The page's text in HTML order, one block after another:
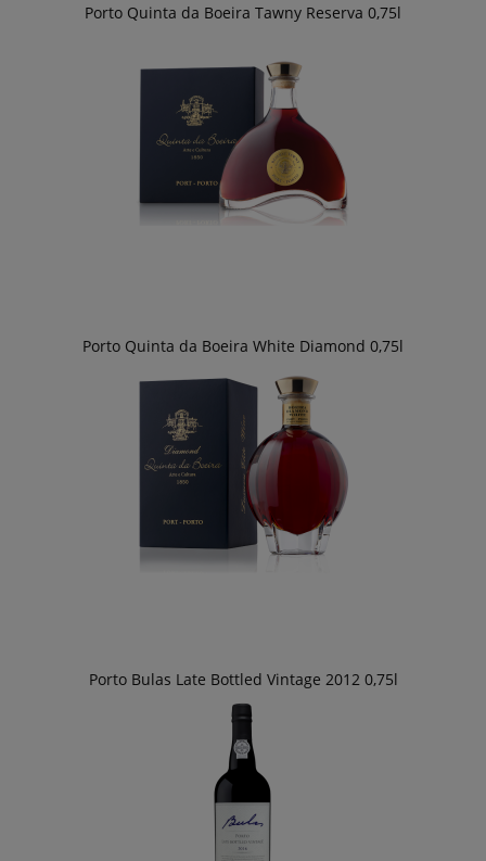
Porto Quinta da Boeira Tawny Reserva 0,75l
Porto Quinta da Boeira White Diamond 0,75l
Porto Bulas Late Bottled Vintage 2012 0,75l